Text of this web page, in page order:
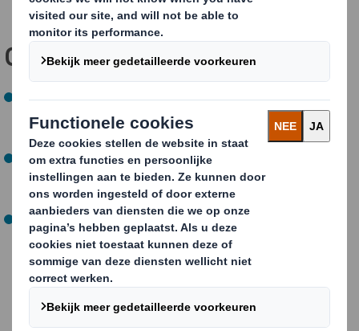
OnzeNOW-doelstellingen
Uiterlijk in 2025 optimaliseren we vezelgebruik voor
individuele supply chains in 100% van onze nieuwe
verpakkingsoplossingen (96% behaald)
Uiterlijk in 2025 helpen we onze klanten om 1 miljard
stuks probleemplastic uit de schappen van
supermarkten te halen (een jaar eerder behaald)
Uiterlijk in 2025 testen we tot 5 hergebruik-pilots en
blijven we 100% recyclebare of herbruikbare
verpakkingen produceren (behaald)